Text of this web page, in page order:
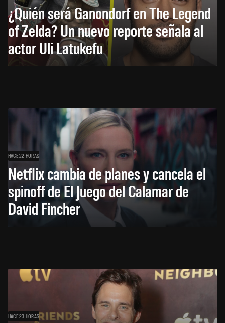
¿Quién será Ganondorf en The Legend
of Zelda? Un nuevo reporte señala al
actor Uli Latukefu
HACE 22 HORAS
Netflix cambia de planes y cancela el
spinoff de El Juego del Calamar de
David Fincher
HACE 23 HORAS